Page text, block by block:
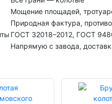
Мощение площадей,
Природная фактура,
ГОСТ 32018–2012, ГОСТ
Напрямую с завода,